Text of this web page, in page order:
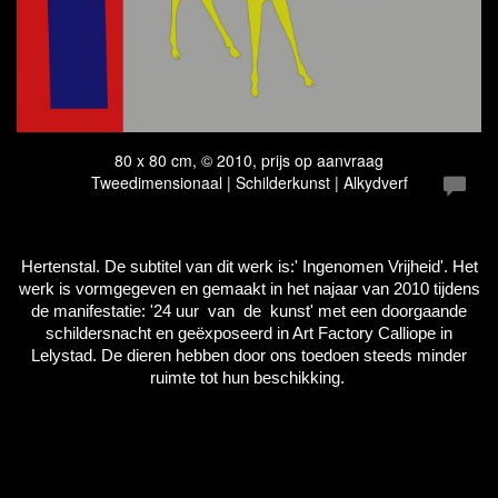
80 x 80 cm, © 2010, prijs op aanvraag
Tweedimensionaal | Schilderkunst | Alkydverf
Hertenstal. De subtitel van dit werk is:' Ingenomen Vrijheid'. Het
werk is vormgegeven en gemaakt in het najaar van 2010 tijdens
de manifestatie: '24 uur van de kunst' met een doorgaande
schildersnacht en geëxposeerd in Art Factory Calliope in
Lelystad. De dieren hebben door ons toedoen steeds minder
ruimte tot hun beschikking.